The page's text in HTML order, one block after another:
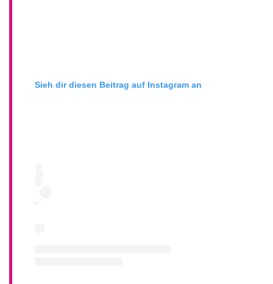
Sieh dir diesen Beitrag auf Instagram an